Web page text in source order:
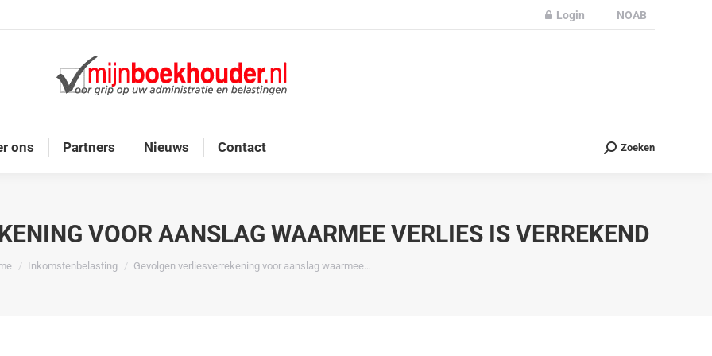
Login NOAB
ons Partners Nieuws Contact Zoeken
VOOR AANSLAG WAARMEE VERLIES IS VERREKEND
hier:
Inkomstenbelasting Gevolgen verliesverrekening voor aanslag waarmee…
Home Diensten Onze doelgroep Over ons Partners Nieuws Contact Zoeken